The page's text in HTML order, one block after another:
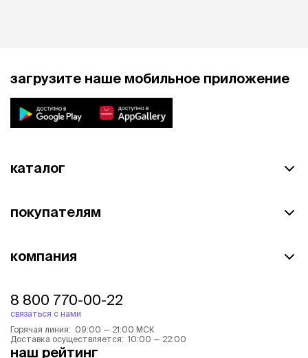
загрузите наше мобильное приложение
каталог
покупателям
компания
8 800 770-00-22
связаться с нами
Горячая линия: 09:00 — 21:00 МСК
Доставка осуществляется: 10:00 — 22:00
наш рейтинг